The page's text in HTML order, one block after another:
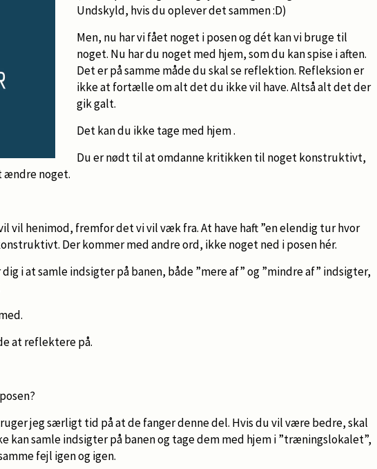
Undskyld, hvis du oplever det sammen :D)
Men, nu har vi fået noget i posen og dét kan vi bruge til
noget. Nu har du noget med hjem, som du kan spise i aften.
Det er på samme måde du skal se reflektion. Refleksion er
ikke at fortælle om alt det du ikke vil have. Altså alt det der
gik galt.
Det kan du ikke tage med hjem .
Du er nødt til at omdanne kritikken til noget konstruktivt,
ændre noget.
vil henimod, fremfor det vi vil væk fra. At have haft ”en elendig tur hvor
Der kommer med andre ord, ikke noget ned i posen hér.
i at samle indsigter på banen, både ”mere af” og ”mindre af” indsigter,
at reflektere på.
jeg særligt tid på at de fanger denne del. Hvis du vil være bedre, skal
kan samle indsigter på banen og tage dem med hjem i ”træningslokalet”,
fejl igen og igen.